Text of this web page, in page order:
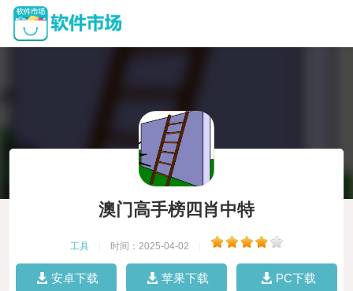
澳门高手榜四肖中特
工具 时间：2025-04-02
安卓下载 苹果下载 PC下载